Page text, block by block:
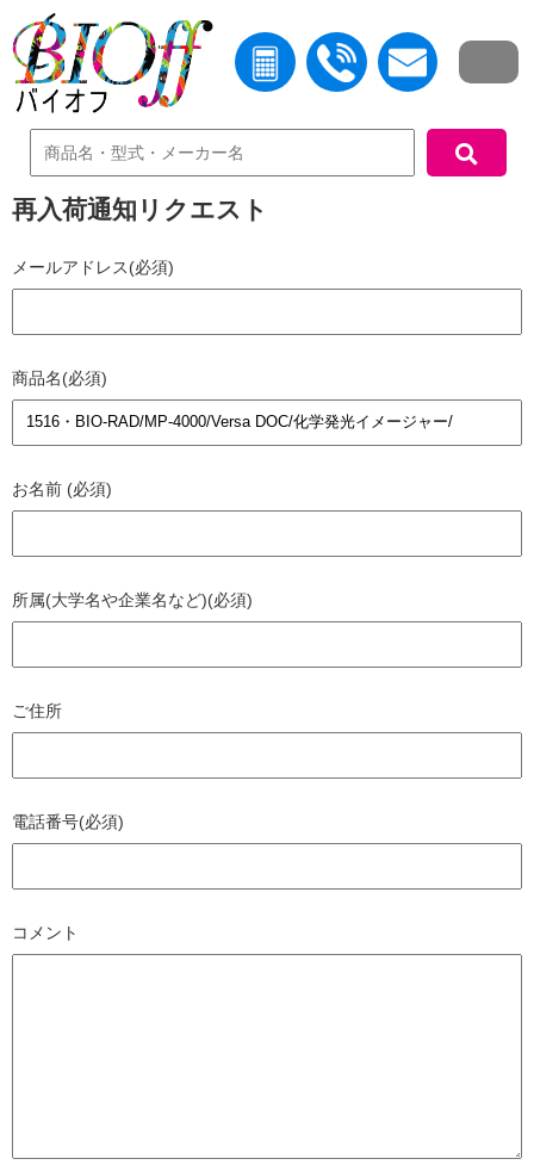
中古機器検索
再入荷通知リクエスト
メールアドレス(必須)
商品名(必須)
お名前 (必須)
所属(大学名や企業名など)(必須)
ご住所
電話番号(必須)
コメント